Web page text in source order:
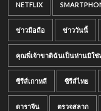
NETFLIX
ข่าวมือถือ ข่าววันนี้
คุณพี่เจ้าขาดิฉันเป็นห่านมิใช่
ซีรีส์เกาหลี ซีรีส์ไทย
ดาราจีน ตรวจสลาก